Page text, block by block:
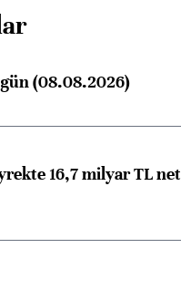
(08.08.2026)
16,7 milyar TL net